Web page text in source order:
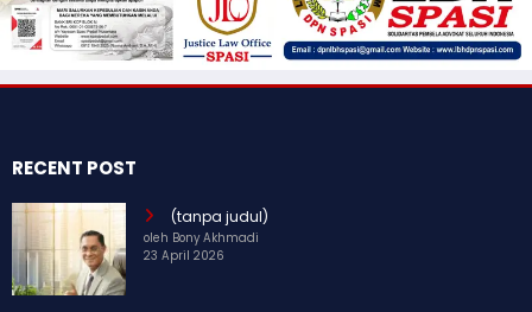
RECENT POST
(tanpa judul)
oleh Bony Akhmadi
23 April 2026